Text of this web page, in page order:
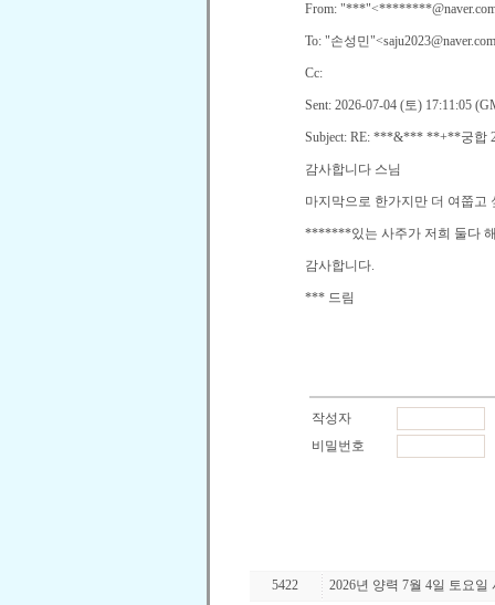
From:
To: "손성민
Cc:
Sent: 2026-07-04 (토) 17:11:05
Subject: RE: ***&*** **+**궁합
감사합니다 스님
마지막으로 한가지만 더 여쭙고
*******있는 사주가 저희 둘다
감사합니다.
*** 드림
5422 2026년 양력 7월 4일 토요일